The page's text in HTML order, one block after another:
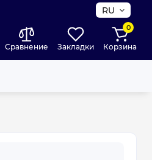
RU
Сравнение Закладки
0
Корзина